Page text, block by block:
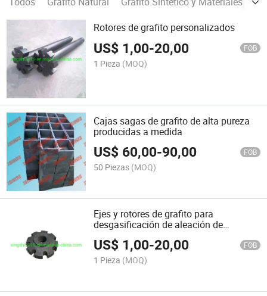
Rotores de grafito personalizados
US$ 1,00-20,00 FOB
1 Pieza (MOQ)
Cajas sagas de grafito de alta pureza
producidas a medida
US$ 60,00-90,00 FOB
50 Piezas (MOQ)
Ejes y rotores de grafito para
desgasificación de aleación de
aluminio
US$ 1,00-20,00 FOB
1 Pieza (MOQ)